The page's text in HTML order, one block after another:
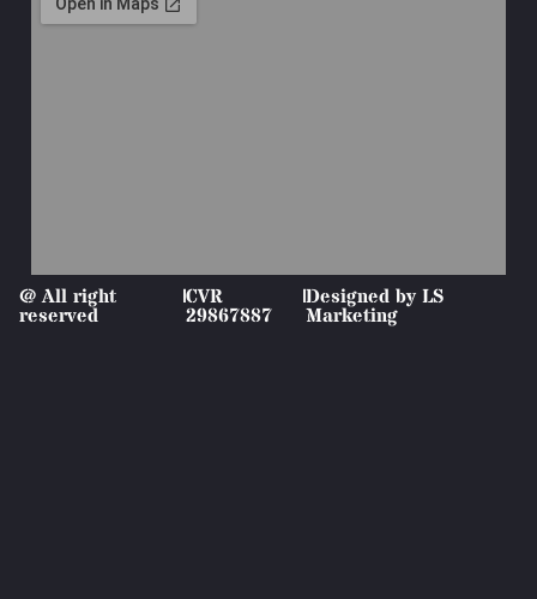
@ All right
reserved
|CVR
29867887
|Designed by LS
Marketing